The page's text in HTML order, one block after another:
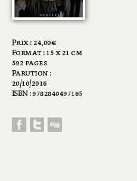
Prix :24,00€
Format : 15 x 21 cm
592 pages
Parution :
20/10/2016
ISBN : 9782840497165